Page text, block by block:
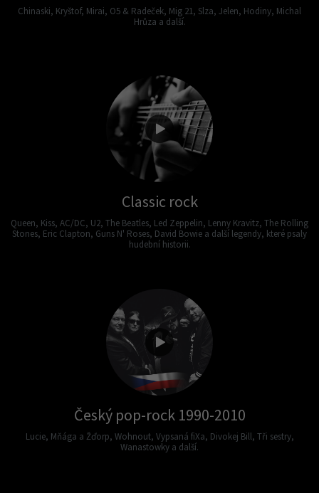
Chinaski, Kryštof, Mirai, O5 & Radeček, Mig 21, Slza, Jelen, Hodiny, Michal
Hrůza a další.
Classic rock
Queen, Kiss, AC/DC, U2, The Beatles, Led Zeppelin, Lenny Kravitz, The Rolling
Stones, Eric Clapton, Guns N' Roses, David Bowie a další legendy, které psaly
hudební historii.
Český pop-rock 1990-2010
Lucie, Mňága a Žďorp, Wohnout, Vypsaná fiXa, Divokej Bill, Tři sestry,
Wanastowky a další.